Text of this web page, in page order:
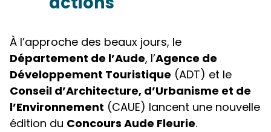
À l’approche des beaux jours, le
Département de l’Aude, l’Agence de
Développement Touristique (ADT) et le
Conseil d’Architecture, d’Urbanisme et de
l’Environnement (CAUE) lancent une nouvelle
édition du Concours Aude Fleurie.